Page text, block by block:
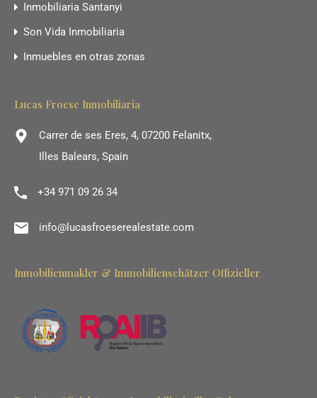
Inmobiliaria Santanyi
Son Vida Inmobiliaria
Inmuebles en otras zonas
Lucas Froese Inmobiliaria
Carrer de ses Eres, 4, 07200 Felanitx,
Illes Balears, Spain
+34 971 09 26 34
info@lucasfroeserealestate.com
Inmobilienmakler & Immobilienschätzer Offizieller